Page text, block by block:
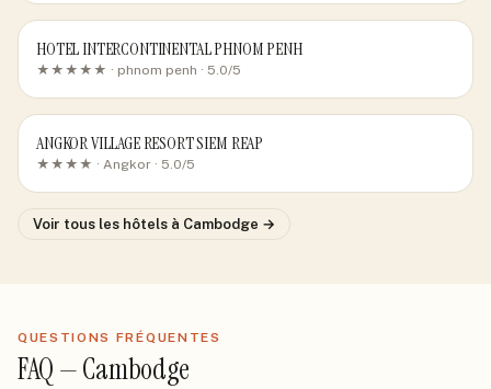
HOTEL INTERCONTINENTAL PHNOM PENH
★★★★★ · phnom penh · 5.0/5
ANGKOR VILLAGE RESORT SIEM REAP
★★★★ · Angkor · 5.0/5
Voir tous les hôtels à Cambodge →
QUESTIONS FRÉQUENTES
FAQ —Cambodge